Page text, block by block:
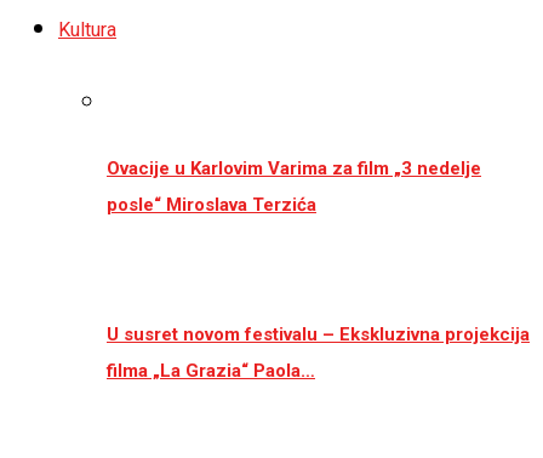
Kultura
Ovacije u Karlovim Varima za film „3 nedelje
posle“ Miroslava Terzića
U susret novom festivalu – Ekskluzivna projekcija
filma „La Grazia“ Paola…